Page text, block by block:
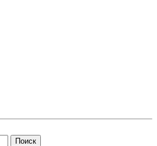
Поиск